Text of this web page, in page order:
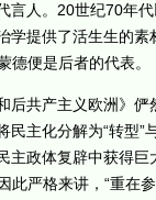
言人。20世纪70年
学提供了活生生的
德便是后者的代表。
共产主义欧洲》俨
主化分解为“转型
主政体复辟中获得
此严格来讲，“重